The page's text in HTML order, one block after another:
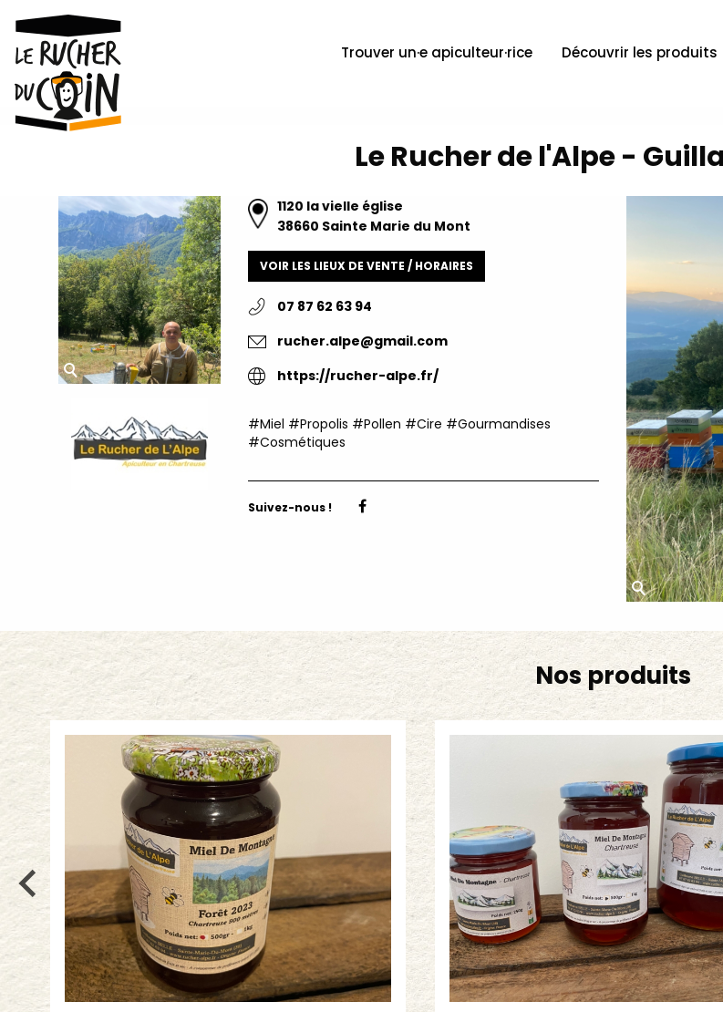
Trouver un·e apiculteur·rice Découvrir les produits
Le Rucher de l'Alpe -
1120 la vielle église
38660 Sainte Marie du Mont
VOIR LES LIEUX DE VENTE / HORAIRES
07 87 62 63 94
rucher.alpe@gmail.com
https://rucher-alpe.fr/
#Miel #Propolis #Pollen #Cire #Gourmandises
#Cosmétiques
Suivez-nous !
Nos produits